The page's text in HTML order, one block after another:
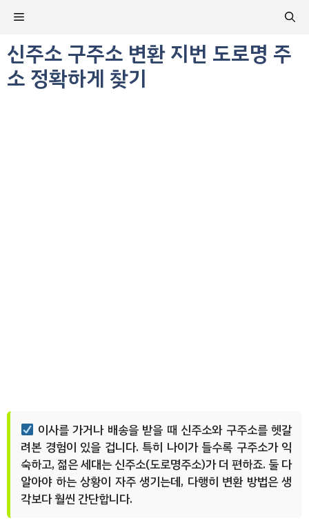
로
건
메
뉴
신주소 구주소 변환 지번 도로명 주
소 정확하게 찾기
이사를 가거나 배송을 받을 때 신주소와 구주소를 헷갈
려본 경험이 있을 겁니다. 특히 나이가 들수록 구주소가 익
숙하고, 젊은 세대는 신주소(도로명주소)가 더 편하죠. 둘 다
알아야 하는 상황이 자주 생기는데, 다행히 변환 방법은 생
각보다 훨씬 간단합니다.